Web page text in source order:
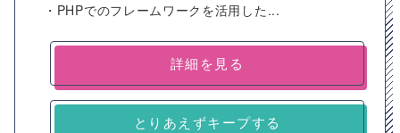
・PHPでのフレームワークを活用した...
詳細を見る
とりあえずキープする